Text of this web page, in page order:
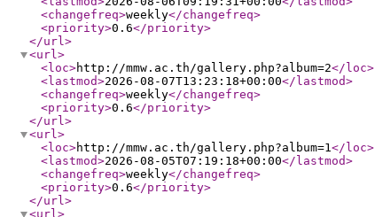
<changefreq>weekly</changefreq>
<priority>0.6</priority>
</url>
<url>
<loc>http://mmw.ac.th/gallery.php?album=2</loc>
<lastmod>2026-08-07T13:23:18+00:00</lastmod>
<changefreq>weekly</changefreq>
<priority>0.6</priority>
</url>
<url>
<loc>http://mmw.ac.th/gallery.php?album=1</loc>
<lastmod>2026-08-05T07:19:18+00:00</lastmod>
<changefreq>weekly</changefreq>
<priority>0.6</priority>
</url>
<url >